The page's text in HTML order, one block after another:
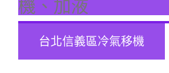
機、加液
台北信義區冷氣移機